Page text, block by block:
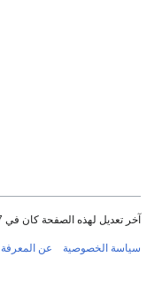
آخر تعديل لهذه الصفحة كان في 19:07, 19 سبتمبر 2024.
سياسة الخصوصية عن المعرفة